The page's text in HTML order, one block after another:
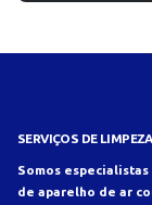
SERVIÇOS DE
Somos
de aparelho de ar